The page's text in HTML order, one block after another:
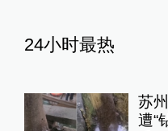
24小时最热
苏
遭“